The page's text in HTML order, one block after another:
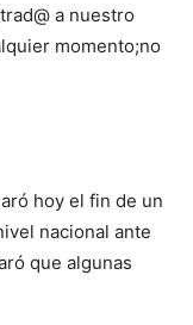
a nuestro
momento;no
hoy el fin de un
nacional ante
que algunas